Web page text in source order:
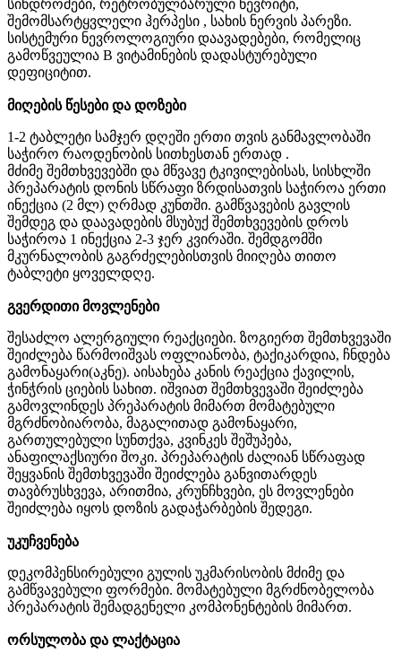
სინდრომები, რეტრობულბარული ნევრიტი,
შემომსარტყვლელი ჰერპესი , სახის ნერვის პარეზი.
სისტემური ნევროლოგიური დაავადებები, რომელიც
გამოწვეულია B ვიტამინების დადასტურებული
დეფიციტით.
მიღების წესები და დოზები
1-2 ტაბლეტი სამჯერ დღეში ერთი თვის განმავლობაში
საჭირო რაოდენობის სითხესთან ერთად .
მძიმე შემთხვევებში და მწვავე ტკივილებისას, სისხლში
პრეპარატის დონის სწრაფი ზრდისათვის საჭიროა ერთი
ინექცია (2 მლ) ღრმად კუნთში. გამწვავების გავლის
შემდეგ და დაავადების მსუბუქ შემთხვევების დროს
საჭიროა 1 ინექცია 2-3 ჯერ კვირაში. შემდგომში
მკურნალობის გაგრძელებისთვის მიიღება თითო
ტაბლეტი ყოველდღე.
გვერდითი მოვლენები
შესაძლო ალერგიული რეაქციები. ზოგიერთ შემთხვევაში
შეიძლება წარმოიშვას ოფლიანობა, ტაქიკარდია, ჩნდება
გამონაყარი(აკნე). აისახება კანის რეაქცია ქავილის,
ჭინჭრის ციების სახით. იშვიათ შემთხვევაში შეიძლება
გამოვლინდეს პრეპარატის მიმართ მომატებული
მგრძნობიარობა, მაგალითად გამონაყარი,
გართულებული სუნთქვა, კვინკეს შეშუპება,
ანაფილაქსიური შოკი. პრეპარატის ძალიან სწრაფად
შეყვანის შემთხვევაში შეიძლება განვითარდეს
თავბრუსხვევა, არითმია, კრუნჩხვები, ეს მოვლენები
შეიძლება იყოს დოზის გადაჭარბების შედეგი.
უკუჩვენება
დეკომპენსირებული გულის უკმარისობის მძიმე და
გამწვავებული ფორმები. მომატებული მგრძნობელობა
პრეპარატის შემადგენელი კომპონენტების მიმართ.
ორსულობა და ლაქტაცია